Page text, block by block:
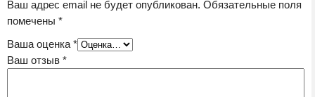
Ваш адрес email не будет опубликован. Обязательные поля
помечены *
Ваша оценка *
Ваш отзыв *